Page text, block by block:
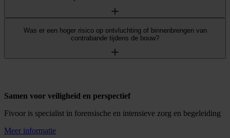
Was er een hoger risico op ontvluchting of binnenbrengen van
contrabande tijdens de bouw?
Samen voor veiligheid en perspectief
Fivoor is specialist in forensische en intensieve zorg en begeleiding
Meer informatie